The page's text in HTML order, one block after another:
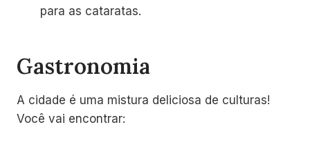
para as cataratas.
Gastronomia
A cidade é uma mistura deliciosa de culturas!
Você vai encontrar: